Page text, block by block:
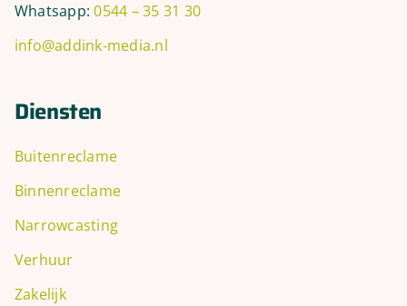
Whatsapp:0544 – 35 31 30
info@addink-media.nl
Diensten
Buitenreclame
Binnenreclame
Narrowcasting
Verhuur
Zakelijk